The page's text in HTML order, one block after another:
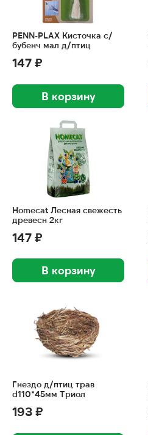
PENN-PLAX Кисточка с/
бубенч мал д/птиц
147 ₽
В корзину
Homecat Лесная свежесть
древесн 2кг
147 ₽
В корзину
Гнездо д/птиц трав
d110*45мм Триол
193 ₽